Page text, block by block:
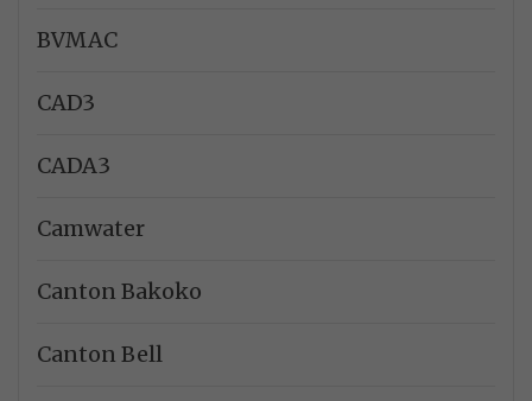
BVMAC
CAD3
CADA3
Camwater
Canton Bakoko
Canton Bell